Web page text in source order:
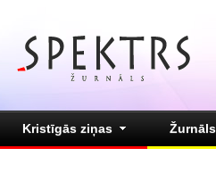
Kristīgās ziņas Žurnāls